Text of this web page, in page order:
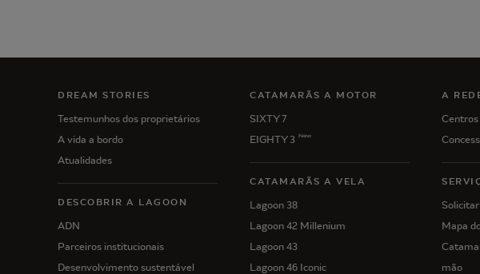
DREAM STORIES
Testemunhos dos proprietários
A vida a bordo
Atualidades
DESCOBRIR A LAGOON
ADN
Parceiros institucionais
Desenvolvimento sustentável
CATAMARÃS A MOTOR
SIXTY 7
EIGHTY 3 New
CATAMARÃS A VELA
Lagoon 38
Lagoon 42 Millenium
Lagoon 43
Lagoon 46 Iconic
A
Centros
Mapa
mão